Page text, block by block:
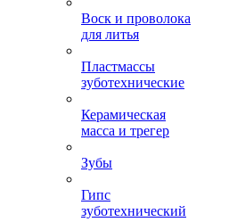
Воск и проволока
для литья
Пластмассы
зуботехнические
Керамическая
масса и трегер
Зубы
Гипс
зуботехнический